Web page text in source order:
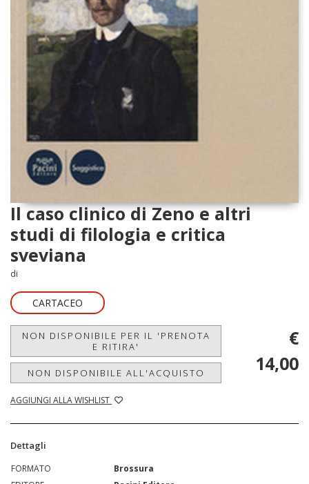
Il caso clinico di Zeno e altri
studi di filologia e critica
sveviana
di
CARTACEO
NON DISPONIBILE PER IL 'PRENOTA
E RITIRA'
NON DISPONIBILE ALL'ACQUISTO
AGGIUNGI ALLA WISHLIST
€
14,00
Dettagli
FORMATO
Brossura